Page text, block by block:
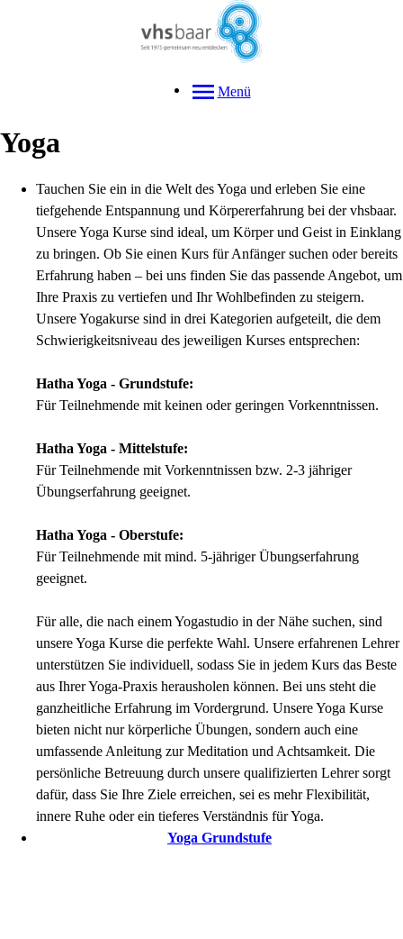
Menü
Yoga
Tauchen Sie ein in die Welt des Yoga und erleben Sie eine
tiefgehende Entspannung und Körpererfahrung bei der vhsbaar.
Unsere Yoga Kurse sind ideal, um Körper und Geist in Einklang
zu bringen. Ob Sie einen Kurs für Anfänger suchen oder bereits
Erfahrung haben – bei uns finden Sie das passende Angebot, um
Ihre Praxis zu vertiefen und Ihr Wohlbefinden zu steigern.
Unsere Yogakurse sind in drei Kategorien aufgeteilt, die dem
Schwierigkeitsniveau des jeweiligen Kurses entsprechen:
Hatha Yoga - Grundstufe:
Für Teilnehmende mit keinen oder geringen Vorkenntnissen.
Hatha Yoga - Mittelstufe:
Für Teilnehmende mit Vorkenntnissen bzw. 2-3 jähriger
Übungserfahrung geeignet.
Hatha Yoga - Oberstufe:
Für Teilnehmende mit mind. 5-jähriger Übungserfahrung
geeignet.
Für alle, die nach einem Yogastudio in der Nähe suchen, sind
unsere Yoga Kurse die perfekte Wahl. Unsere erfahrenen Lehrer
unterstützen Sie individuell, sodass Sie in jedem Kurs das Beste
aus Ihrer Yoga-Praxis herausholen können. Bei uns steht die
ganzheitliche Erfahrung im Vordergrund. Unsere Yoga Kurse
bieten nicht nur körperliche Übungen, sondern auch eine
umfassende Anleitung zur Meditation und Achtsamkeit. Die
persönliche Betreuung durch unsere qualifizierten Lehrer sorgt
dafür, dass Sie Ihre Ziele erreichen, sei es mehr Flexibilität,
innere Ruhe oder ein tieferes Verständnis für Yoga.
Yoga Grundstufe